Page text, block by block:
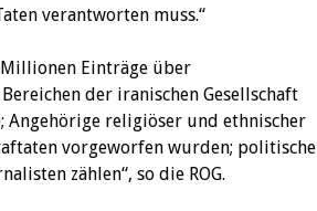
verantworten muss.“
Einträge über
der iranischen Gesellschaft
Angehörige religiöser und ethnischer
vorgeworfen wurden; politische
zählen“, so die ROG.